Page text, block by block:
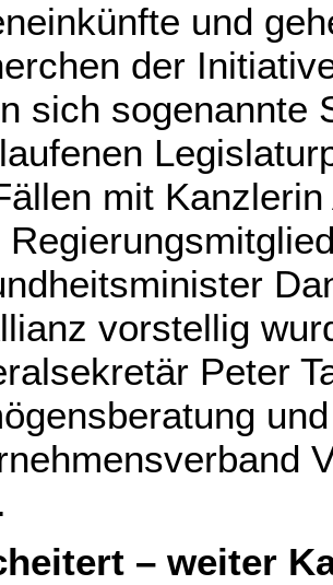
und
der
sich sogenannte
mit
vorstellig
Peter
– weiter